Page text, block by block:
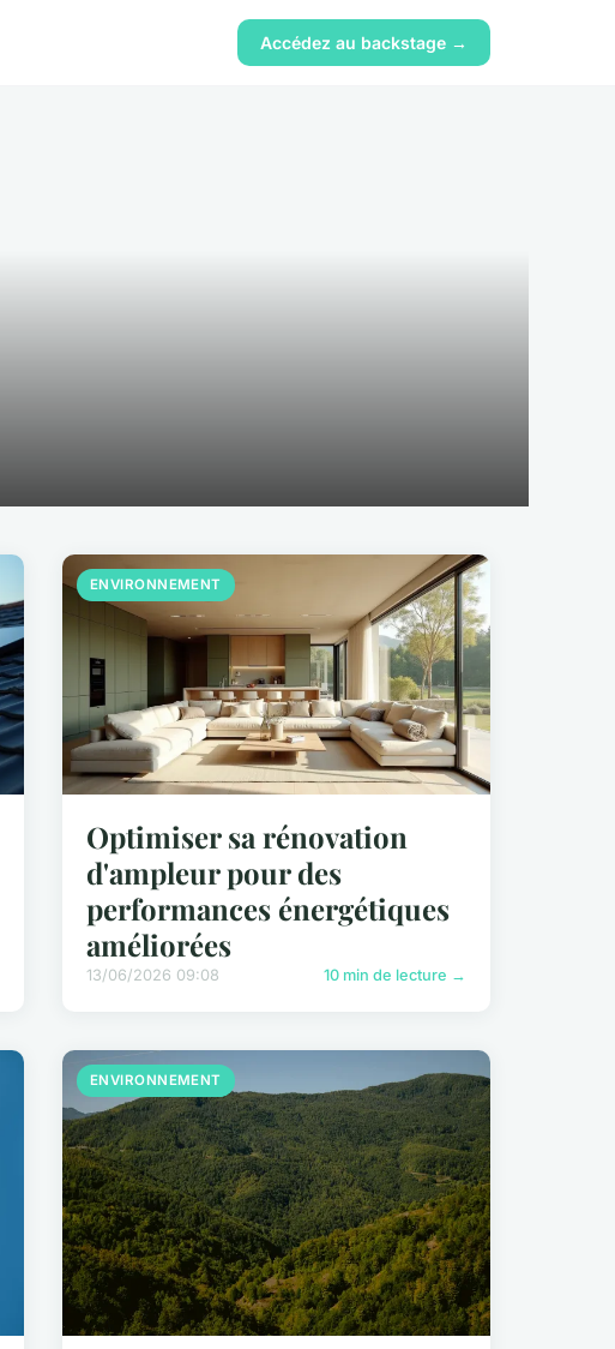
Accédez au backstage →
ENVIRONNEMENT
Optimiser sa rénovation
d'ampleur pour des
performances énergétiques
améliorées
13/06/2026 09:08 10 min de lecture →
ENVIRONNEMENT